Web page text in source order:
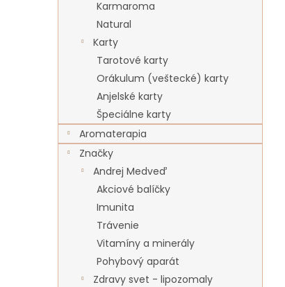
Karmaroma
Natural
Karty
Tarotové karty
Orákulum (veštecké) karty
Anjelské karty
Špeciálne karty
Aromaterapia
Značky
Andrej Medveď
Akciové balíčky
Imunita
Trávenie
Vitamíny a minerály
Pohybový aparát
Zdravy svet - lipozomaly